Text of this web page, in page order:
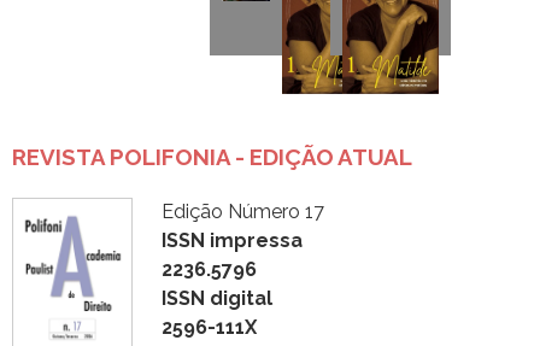
REVISTA POLIFONIA - EDIÇÃO ATUAL
Edição Número 17
ISSN impressa
2236.5796
ISSN digital
2596-111X